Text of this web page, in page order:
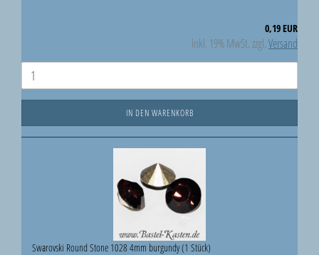
0,19 EUR
inkl. 19% MwSt. zzgl.Versand
IN DEN WARENKORB
Swarovski Round Stone 1028 4mm burgundy (1 Stück)